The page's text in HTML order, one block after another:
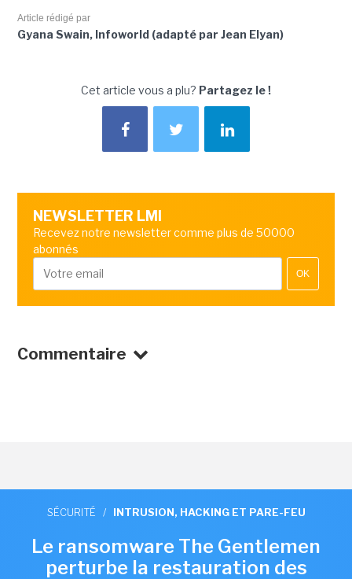
Article rédigé par
Gyana Swain, Infoworld (adapté par Jean Elyan)
Cet article vous a plu? Partagez le !
NEWSLETTER LMI
Recevez notre newsletter comme plus de 50000
abonnés
OK
Commentaire
SÉCURITÉ / INTRUSION, HACKING ET PARE-FEU
Le ransomware The Gentlemen
perturbe la restauration des